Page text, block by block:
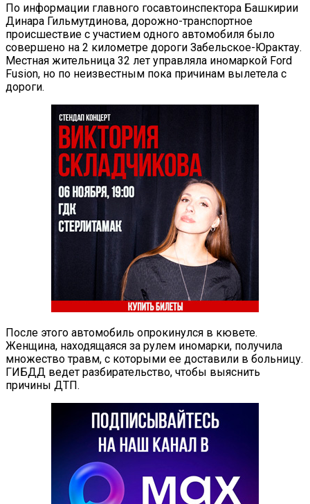
По информации главного госавтоинспектора Башкирии
Динара Гильмутдинова, дорожно-транспортное
происшествие с участием одного автомобиля было
совершено на 2 километре дороги Забельское-Юрактау.
Местная жительница 32 лет управляла иномаркой Ford
Fusion, но по неизвестным пока причинам вылетела с
дороги.
После этого автомобиль опрокинулся в кювете.
Женщина, находящаяся за рулем иномарки, получила
множество травм, с которыми ее доставили в больницу.
ГИБДД ведет разбирательство, чтобы выяснить
причины ДТП.